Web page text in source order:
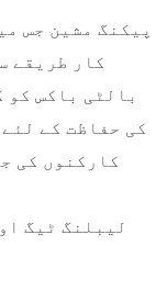
کار طریقے
بالٹی باکس کو
کی حفاظت کے
لیبلنگ ٹیگ